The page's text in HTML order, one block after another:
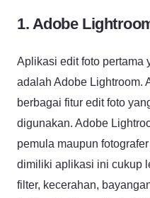
1. Adobe
Aplikasi edit foto pertama
adalah Adobe Lightroom.
berbagai fitur edit foto
digunakan. Adobe
pemula maupun
dimiliki aplikasi ini cukup
filter, kecerahan,